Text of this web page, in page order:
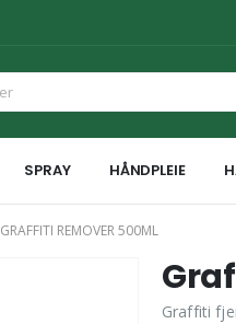
SPRAY HÅNDPLEIE
GRAFFITI REMOVER 500ML
Graffiti